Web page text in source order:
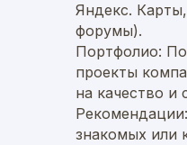
Яндекс.
форумы).
Портфолио:
проекты
на качество и
знакомых или